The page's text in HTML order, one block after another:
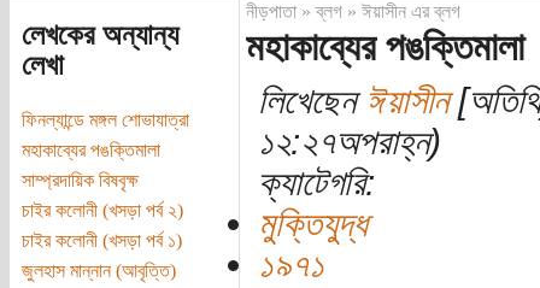
লেখকের অন্যান্য
লেখা
ফিনল্যান্ডে মঙ্গল শোভাযাত্রা
মহাকাব্যের পঙক্তিমালা
সাম্প্রদায়িক বিষবৃক্ষ
চাইর কলোনী (খসড়া পর্ব ২)
চাইর কলোনী (খসড়া পর্ব ১)
জুলহাস মান্নান (আবৃত্তি)
নীড়পাতা»ব্লগ» ঈয়াসীন এর ব্লগ
মহাকাব্যের পঙক্তিমালা
লিখেছেন ঈয়াসীন
১২:২৭অপরাহ্ন)
ক্যাটেগরি:
মুক্তিযুদ্ধ
১৯৭১